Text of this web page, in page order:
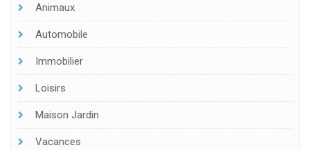
Animaux
Automobile
Immobilier
Loisirs
Maison Jardin
Vacances